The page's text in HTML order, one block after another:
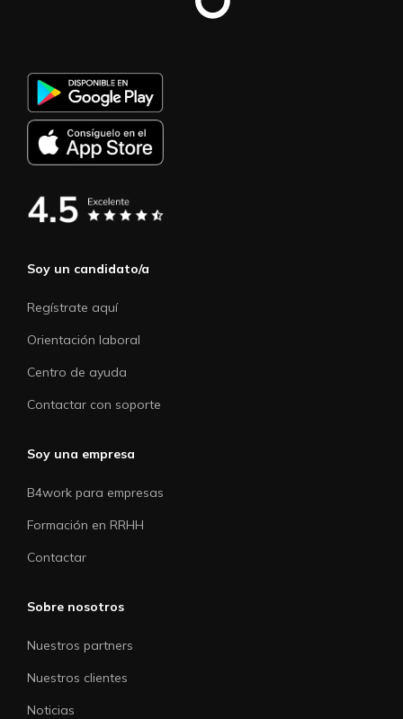
Soy un candidato/a
Regístrate aquí
Orientación laboral
Centro de ayuda
Contactar con soporte
Soy una empresa
B4work para empresas
Formación en RRHH
Contactar
Sobre nosotros
Nuestros partners
Nuestros clientes
Noticias